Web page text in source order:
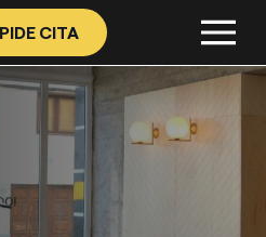
PIDE CITA